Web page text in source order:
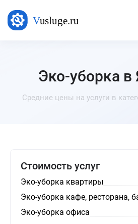
Эко-уборка в
Средние цены на услуги в
Стоимость услуг
Эко-уборка квартиры
Эко-уборка кафе, ресторана,
Эко-уборка офиса